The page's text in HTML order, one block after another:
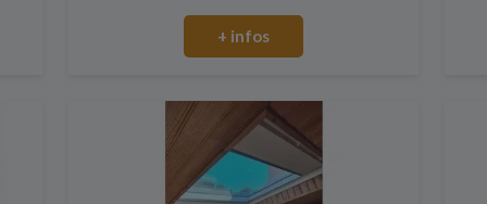
+ infos